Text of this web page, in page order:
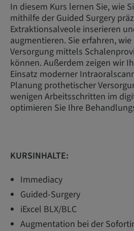
In diesem Kurs lernen Sie, wie
mithilfe der Guided Surgery
Extraktionsalveole inserieren
augmentieren. Sie erfahren,
Versorgung mittels
können. Außerdem zeigen wir
Einsatz moderner
Planung prothetischer
wenigen Arbeitsschritten im
optimieren Sie Ihre
KURSINHALTE:
Immediacy
Guided-Surgery
iExcel BLX/BLC
Augmentation bei der